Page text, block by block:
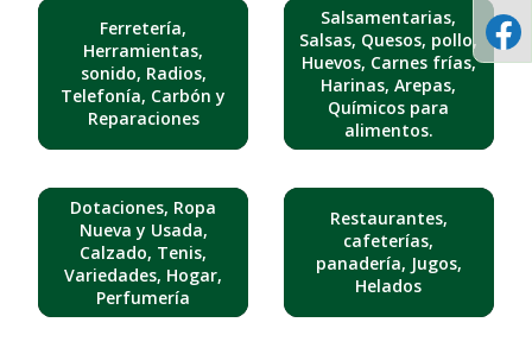
Ferretería,
Herramientas,
sonido, Radios,
Telefonía, Carbón y
Reparaciones
Salsamentarias,
Salsas, Quesos, pollo,
Huevos, Carnes frías,
Harinas, Arepas,
Químicos para
alimentos.
Dotaciones, Ropa
Nueva y Usada,
Calzado, Tenis,
Variedades, Hogar,
Perfumería
Restaurantes,
cafeterías,
panadería, Jugos,
Helados